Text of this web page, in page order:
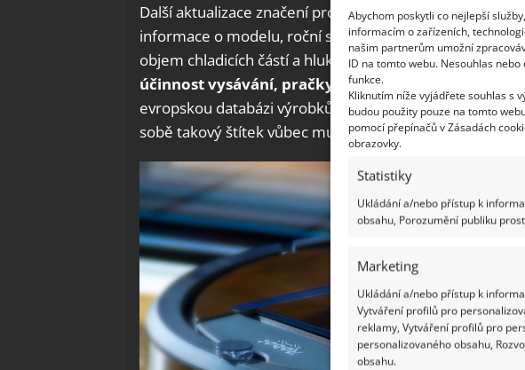
Abychom poskytli co nejlepší
informacím o zařízeních,
našim partnerům umožní
ID na tomto webu. Nesouhlas
funkce.
Kliknutím níže vyjádřete souhlas s
budou použity pouze na tomto
pomocí přepínačů v Zásadách
obrazovky.
Statistiky
Ukládání a/nebo přístup k
obsahu, Porozumění publiku
Marketing
Ukládání a/nebo přístup k
Vytváření profilů pro
reklamy, Vytváření profilů pro
personalizovaného obsahu,
obsahu.
Další aktualizace značení proběhne podle EU nejdříve
informace o modelu, roční spotřebě a další podle
objem chladicích částí a hluk, televize zase délku
účinnost vysávání, pračky praní. Na každém štítku je
evropskou databázi výrobků EPREL, jež uvádí ještě
sobě takový štítek vůbec musí mít?